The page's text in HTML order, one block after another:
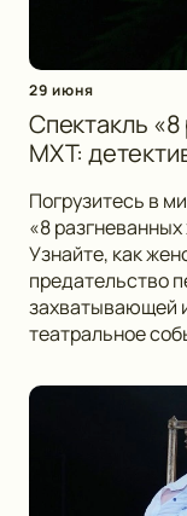
29 июня
Спектакль
МХТ:
Погрузитесь в
«8
Узнайте, как
предательство
захватывающей
театральное